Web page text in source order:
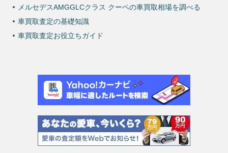
メルセデスAMGGLCクラス クーペの車買取相場を調べる
車買取査定の基礎知識
車買取査定お役立ちガイド